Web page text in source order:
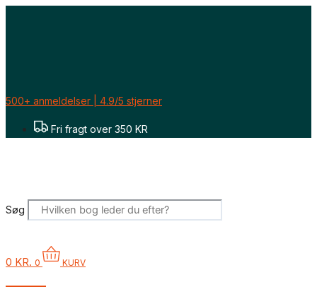
Gå
500+ anmeldelser | 4.9/5 stjerner
Fri fragt over 350 KR
Søg
0 KR. 0 KURV